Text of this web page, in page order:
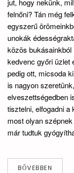
jut, hogy nekünk,
felnőni? Tán még
egyszerű
unokák
közös bukásainkból
kedvenc győri üzlet
pedig ott, micsoda
is nagyon
elveszettségedben
tisztelni, elfogadni a
most olyan
már tudtuk
BŐVEBBEN